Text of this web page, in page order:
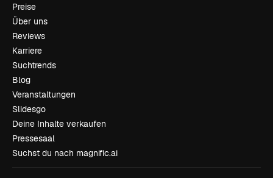
Preise
Über uns
Reviews
Karriere
Suchtrends
Blog
Veranstaltungen
Slidesgo
Deine Inhalte verkaufen
Pressesaal
Suchst du nach magnific.ai